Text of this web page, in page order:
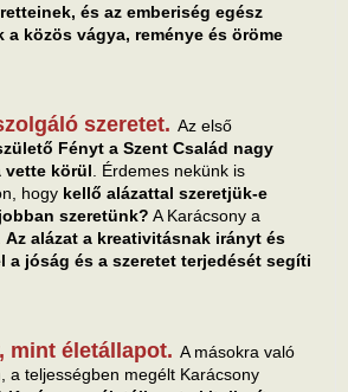
és az emberiség egész
a közös vágya, reménye és öröme
szeretet. Az első
Fényt a Szent Család nagy
vette körül . Érdemes nekünk is
hogy kellő alázattal szeretjük-e
szeretünk? A Karácsony a
Az alázat a kreativitásnak irányt és
a jóság és a szeretet terjedését segíti
mint életállapot. A másokra való
a teljességben megélt Karácsony